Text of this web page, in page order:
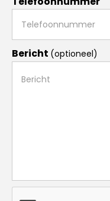
Bericht (optioneel)